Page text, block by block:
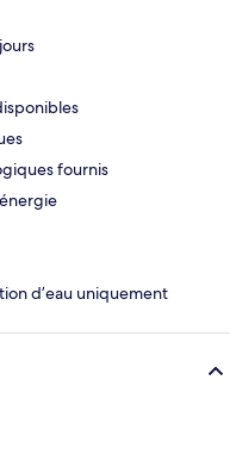
fournis
d’eau uniquement